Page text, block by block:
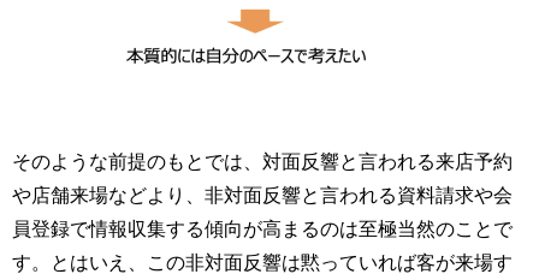
そのような前提のもとでは、対面反響と言われる来店予約
や店舗来場などより、非対面反響と言われる資料請求や会
員登録で情報収集する傾向が高まるのは至極当然のことで
す。とはいえ、この非対面反響は黙っていれば客が来場す